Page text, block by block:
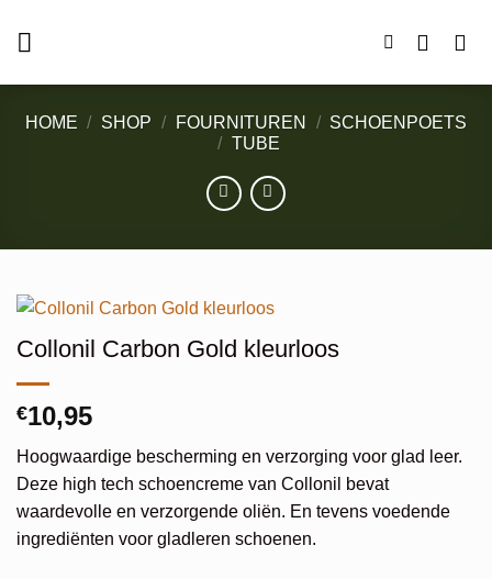
naar
HOME / SHOP / FOURNITUREN / SCHOENPOETS
/ TUBE
Collonil Carbon Gold kleurloos
€10,95
Hoogwaardige bescherming en verzorging voor glad leer.
Deze high tech schoencreme van Collonil bevat
waardevolle en verzorgende oliën. En tevens voedende
ingrediënten voor gladleren schoenen.